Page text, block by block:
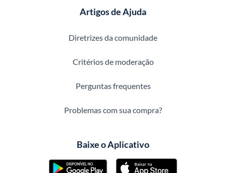
Artigos de Ajuda
Diretrizes da comunidade
Critérios de moderação
Perguntas frequentes
Problemas com sua compra?
Baixe o Aplicativo